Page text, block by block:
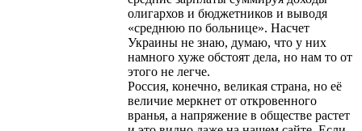
олигархов и бюджетников и выводя
«среднюю по больнице». Насчет
Украины не знаю, думаю, что у них
намного хуже обстоят дела, но нам то от
этого не легче.
Россия, конечно, великая страна, но её
величие меркнет от откровенного
вранья, а напряжение в обществе растет